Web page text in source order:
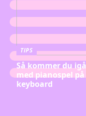
TIPS
Så kommer du
med pianospel på
keyboard